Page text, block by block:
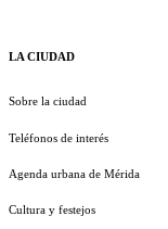
LA CIUDAD
Sobre la ciudad
Teléfonos de interés
Agenda urbana de Mérida
Cultura y festejos